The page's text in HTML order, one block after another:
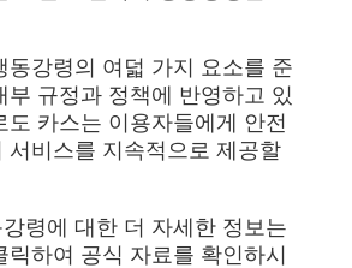
동강령의 여덟 가지 요소를 준
부 규정과 정책에 반영하고 있
도 카스는 이용자들에게 안전
서비스를 지속적으로 제공할
령에 대한 더 자세한 정보는
릭하여 공식 자료를 확인하시